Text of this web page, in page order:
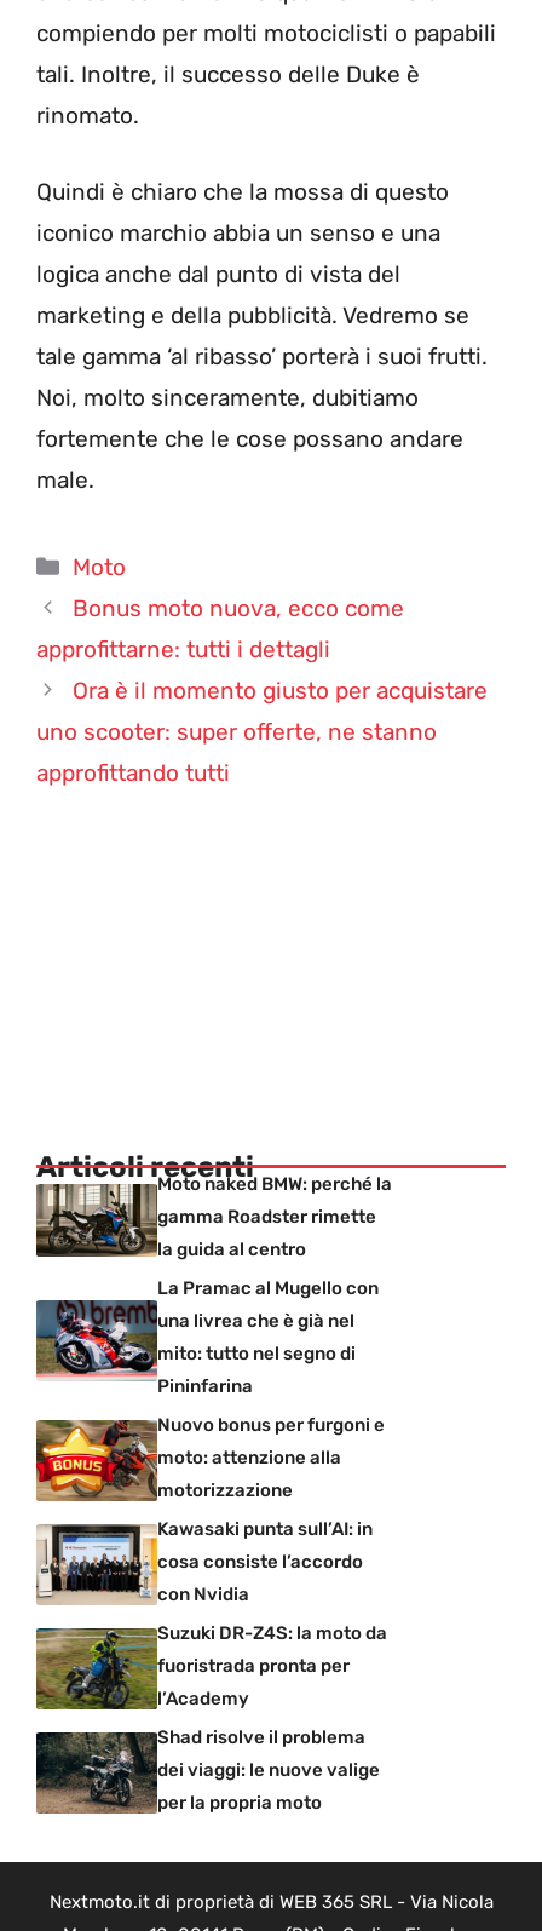
compiendo per molti motociclisti o papabili
tali. Inoltre, il successo delle Duke è
rinomato.
Quindi è chiaro che la mossa di questo
iconico marchio abbia un senso e una
logica anche dal punto di vista del
marketing e della pubblicità. Vedremo se
tale gamma ‘al ribasso’ porterà i suoi frutti.
Noi, molto sinceramente, dubitiamo
fortemente che le cose possano andare
male.
Categorie
Moto
Bonus moto nuova, ecco come
approfittarne: tutti i dettagli
Ora è il momento giusto per acquistare
uno scooter: super offerte, ne stanno
approfittando tutti
Articoli recentiMoto naked BMW: perché la
gamma Roadster rimette
la guida al centro
La Pramac al Mugello con
una livrea che è già nel
mito: tutto nel segno di
Pininfarina
Nuovo bonus per furgoni e
moto: attenzione alla
motorizzazione
Kawasaki punta sull’AI: in
cosa consiste l’accordo
con Nvidia
Suzuki DR-Z4S: la moto da
fuoristrada pronta per
l’Academy
Shad risolve il problema
dei viaggi: le nuove valige
per la propria moto
Nextmoto.it di proprietà di WEB 365 SRL - Via Nicola